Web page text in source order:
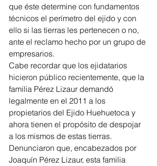
que éste determine con fundamentos
técnicos el perímetro del ejido y con
ello si las tierras les pertenecen o no,
ante el reclamo hecho por un grupo de
empresarios.
Cabe recordar que los ejidatarios
hicieron público recientemente, que la
familia Pérez Lizaur demandó
legalmente en el 2011 a los
propietarios del Ejido Huehuetoca y
ahora tienen el propósito de despojar
a los mismos de estas tierras.
Denunciaron que, encabezados por
Joaquín Pérez Lizaur, esta familia